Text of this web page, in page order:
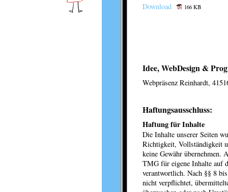
Download 166 KB
Idee, WebDesign &
Webpräsenz Reinhardt,
Haftungsausschluss:
Haftung für Inhalte
Die Inhalte unserer Seiten
Richtigkeit, Vollständigkeit
keine Gewähr übernehmen.
TMG für eigene Inhalte auf
verantwortlich. Nach §§ 8
nicht verpflichtet,